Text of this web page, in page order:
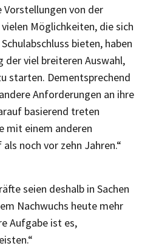
von der
Möglichkeiten, die sich
bieten, haben
der viel breiteren Auswahl,
starten. Dementsprechend
Anforderungen an ihre
basierend treten
mit einem anderen
noch vor zehn Jahren.“
seien deshalb in Sachen
Nachwuchs heute mehr
Aufgabe ist es,